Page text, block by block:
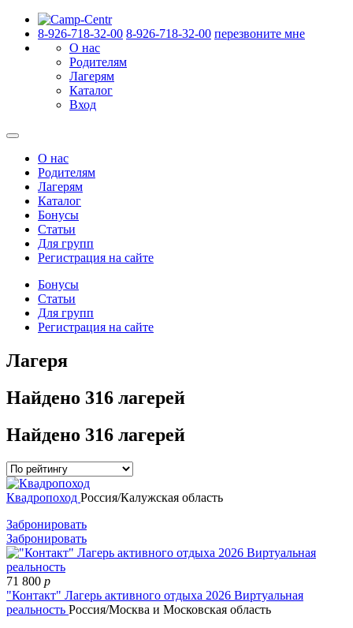
8-926-718-32-00 8-926-718-32-00 перезвоните мне
О нас
Родителям
Лагерям
Каталог
Вход
О нас
Родителям
Лагерям
Каталог
Бонусы
Статьи
Для групп
Регистрация на сайте
Бонусы
Статьи
Для групп
Регистрация на сайте
Лагеря
Найдено 316 лагерей
Найдено 316 лагерей
Квадропоход Россия/Калужская область
Забронировать
Забронировать
71 800 p
"Контакт" Лагерь активного отдыха 2026 Виртуальная
реальность Россия/Москва и Московская область